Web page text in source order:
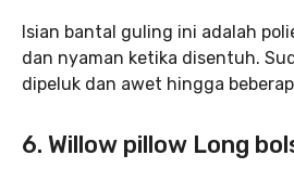
Isian bantal guling ini adalah
dan nyaman ketika disentuh.
dipeluk dan awet hingga
6. Willow pillow Long